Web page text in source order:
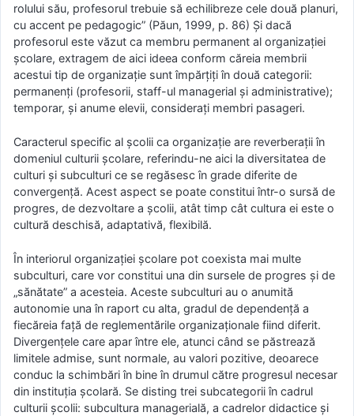
rolului său, profesorul trebuie să echilibreze cele două planuri,
cu accent pe pedagogic” (Păun, 1999, p. 86) Și dacă
profesorul este văzut ca membru permanent al organizației
școlare, extragem de aici ideea conform căreia membrii
acestui tip de organizație sunt împărțiți în două categorii:
permanenți (profesorii, staff-ul managerial și administrative);
temporar, și anume elevii, considerați membri pasageri.
Caracterul specific al școlii ca organizație are reverberații în
domeniul culturii școlare, referindu-ne aici la diversitatea de
culturi și subculturi ce se regăsesc în grade diferite de
convergență. Acest aspect se poate constitui într-o sursă de
progres, de dezvoltare a școlii, atât timp cât cultura ei este o
cultură deschisă, adaptativă, flexibilă.
În interiorul organizației școlare pot coexista mai multe
subculturi, care vor constitui una din sursele de progres și de
„sănătate” a acesteia. Aceste subculturi au o anumită
autonomie una în raport cu alta, gradul de dependență a
fiecăreia față de reglementările organizaționale fiind diferit.
Divergențele care apar între ele, atunci când se păstrează
limitele admise, sunt normale, au valori pozitive, deoarece
conduc la schimbări în bine în drumul către progresul necesar
din instituția școlară. Se disting trei subcategorii în cadrul
culturii școlii: subcultura managerială, a cadrelor didactice și